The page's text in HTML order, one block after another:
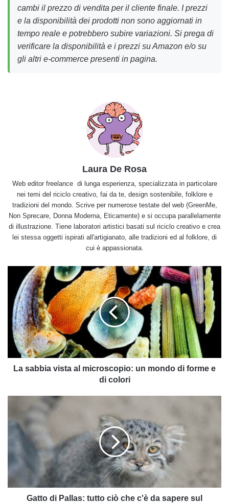
cambi il prezzo di vendita per il cliente finale. I prezzi
e la disponibilità dei prodotti non sono aggiornati in
tempo reale e potrebbero subire variazioni. Si prega di
verificare la disponibilità e i prezzi su Amazon e/o su
gli altri e-commerce presenti in pagina.
Laura De Rosa
Web editor freelance di lunga esperienza, specializzata in particolare
nei temi del riciclo creativo, fai da te, design sostenibile, folklore e
tradizioni del mondo. Scrive per numerose testate del web (GreenMe,
Non Sprecare, Donna Moderna, Eticamente) e si occupa parallelamente
di illustrazione. Tiene laboratori artistici basati sul riciclo creativo e crea
lei stessa oggetti ispirati all'artigianato, alle tradizioni ed al folklore, di
cui è appassionata.
sabbia
vista
microscopio:
un
mondo
forme
La sabbia vista al microscopio: un mondo di forme e
di colori
Pallas:
che
c'è
da
sapere
Gatto di Pallas: tutto ciò che c'è da sapere sul